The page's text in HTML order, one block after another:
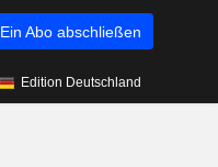
Ein Abo abschließen
Edition Deutschland